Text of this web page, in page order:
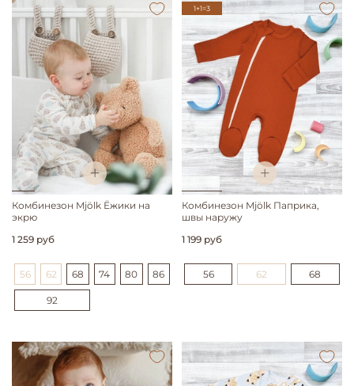
Комбинезон Mjölk Ёжики на
экрю
1 259 руб
56 62 68 74 80 86
92
1+1=3
Комбинезон Mjölk Паприка,
швы наружу
1 199 руб
56 62 68